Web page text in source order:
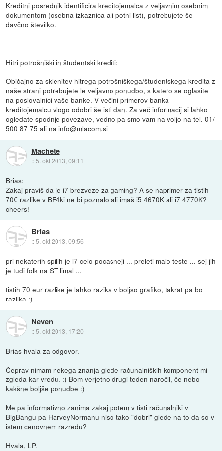
Kreditni posrednik identificira kreditojemalca z veljavnim osebnim
dokumentom (osebna izkaznica ali potni list), potrebujete še
davčno številko.
Hitri potrošniški in študentski krediti:
Običajno za sklenitev hitrega potrošniškega/študentskega kredita z
naše strani potrebujete le veljavno ponudbo, s katero se oglasite
na poslovalnici vaše banke. V večini primerov banka
kreditojemalcu vlogo odobri še isti dan. Za več informacij si lahko
ogledate spodnje povezave, vedno pa smo vam na voljo na tel. 01/
500 87 75 ali na info@mlacom.si
Machete
:: 5. okt 2013, 09:11
Brias:
Zakaj praviš da je i7 brezveze za gaming? A se naprimer za tistih
70€ razlike v BF4ki ne bi poznalo ali imaš i5 4670K ali i7 4770K?
cheers!
Brias
::5. okt 2013, 09:56
pri nekaterih spilih je i7 celo pocasneji ... preleti malo teste ... sej jih
je tudi folk na ST limal ...
tistih 70 eur razlike je lahko razika v boljso grafiko, takrat pa bo
razlika :)
Neven
:: 5. okt 2013, 17:20
Brias hvala za odgovor.
Čeprav nimam nekega znanja glede računalniških komponent mi
zgleda kar vredu. :) Bom verjetno drugi teden naročil, če nebo
kakšne boljše ponudbe :)
Me pa informativno zanima zakaj potem v tisti računalniki v
BigBangu pa HarveyNormanu niso tako "dobri" glede na to da so v
istem cenovnem razredu?
Hvala, LP.